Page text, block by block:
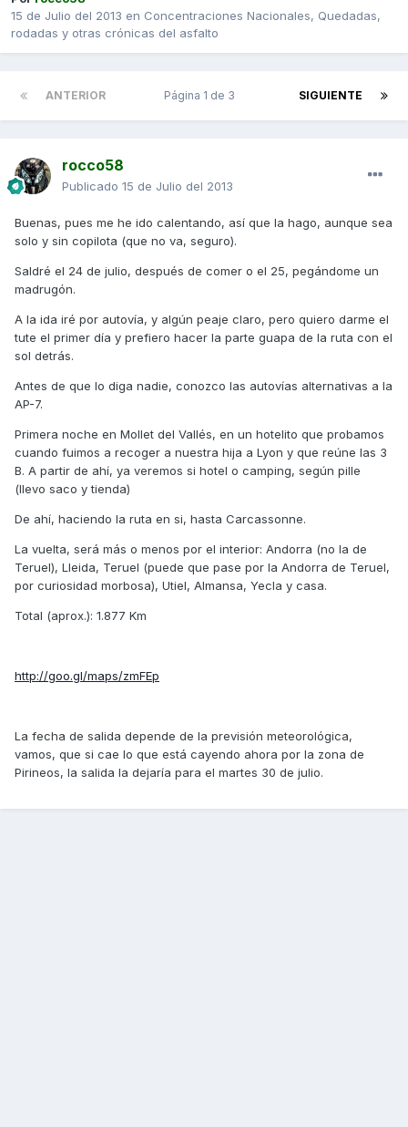
15 de Julio del 2013 en Concentraciones Nacionales, Quedadas,
rodadas y otras crónicas del asfalto
ANTERIOR SIGUIENTE
Página 1 de 3
rocco58
Publicado 15 de Julio del 2013
Buenas, pues me he ido calentando, así que la hago, aunque sea
solo y sin copilota (que no va, seguro).
Saldré el 24 de julio, después de comer o el 25, pegándome un
madrugón.
A la ida iré por autovía, y algún peaje claro, pero quiero darme el
tute el primer día y prefiero hacer la parte guapa de la ruta con el
sol detrás.
Antes de que lo diga nadie, conozco las autovías alternativas a la
AP-7.
Primera noche en Mollet del Vallés, en un hotelito que probamos
cuando fuimos a recoger a nuestra hija a Lyon y que reúne las 3
B. A partir de ahí, ya veremos si hotel o camping, según pille
(llevo saco y tienda)
De ahí, haciendo la ruta en si, hasta Carcassonne.
La vuelta, será más o menos por el interior: Andorra (no la de
Teruel), Lleida, Teruel (puede que pase por la Andorra de Teruel,
por curiosidad morbosa), Utiel, Almansa, Yecla y casa.
Total (aprox.): 1.877 Km
http://goo.gl/maps/zmFEp
La fecha de salida depende de la previsión meteorológica,
vamos, que si cae lo que está cayendo ahora por la zona de
Pirineos, la salida la dejaría para el martes 30 de julio.